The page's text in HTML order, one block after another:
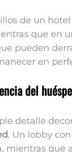
de un
que en
pueden
en
del
detalle
. Un lobby
mientras que